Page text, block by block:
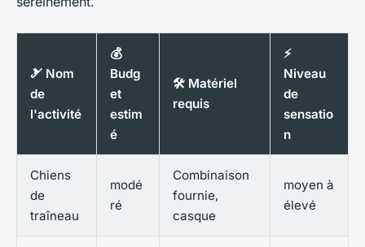
🎿 Nom
de
l'activité
💰
Budg
et
estim
é
🛠️ Matériel
requis
⚡
Niveau
de
sensatio
n
Chiens
de
traîneau
modé
ré
Combinaison
fournie,
casque
moyen à
élevé